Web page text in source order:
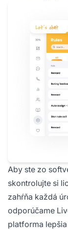
Aby ste zo
skontrolujte si
zahŕňa každá
odporúčame
platforma